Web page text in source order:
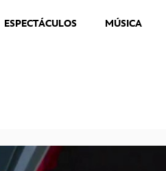
ESPECTÁCULOS MÚSICA